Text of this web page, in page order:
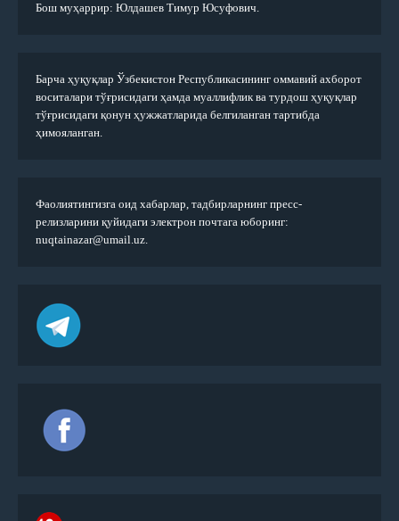
Бош муҳаррир: Юлдашев Тимур Юсуфович.
Барча ҳуқуқлар Ўзбекистон Республикасининг оммавий ахборот
воситалари тўғрисидаги ҳамда муаллифлик ва турдош ҳуқуқлар
тўғрисидаги қонун ҳужжатларида белгиланган тартибда
ҳимояланган.
Фаолиятингизга оид хабарлар, тадбирларнинг пресс-
релизларини қуйидаги электрон почтага юборинг:
nuqtainazar@umail.uz.